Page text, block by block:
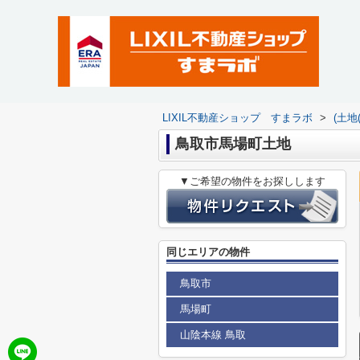
LIXIL不動産ショップ すまラボ > (土地
鳥取市馬場町土地
▼ご希望の物件をお探しします
同じエリアの物件
鳥取市
馬場町
山陰本線 鳥取